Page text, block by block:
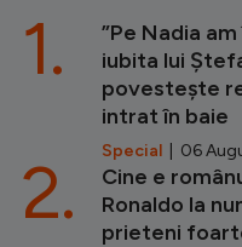
”Pe Nadia
iubita lui
povestește
intrat în baie
Special | 06
1.
Cine e
Ronaldo la
prieteni
2.